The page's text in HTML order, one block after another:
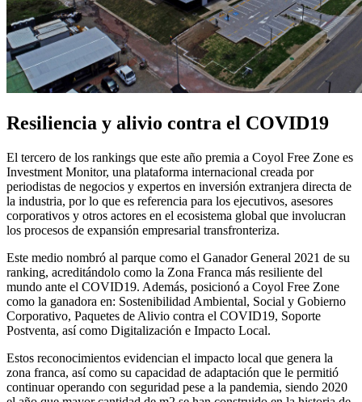
Resiliencia y alivio contra el COVID19
El tercero de los rankings que este año premia a Coyol Free Zone es
Investment Monitor, una plataforma internacional creada por
periodistas de negocios y expertos en inversión extranjera directa de
la industria, por lo que es referencia para los ejecutivos, asesores
corporativos y otros actores en el ecosistema global que involucran
los procesos de expansión empresarial transfronteriza.
Este medio nombró al parque como el Ganador General 2021 de su
ranking, acreditándolo como la Zona Franca más resiliente del
mundo ante el COVID19. Además, posicionó a Coyol Free Zone
como la ganadora en: Sostenibilidad Ambiental, Social y Gobierno
Corporativo, Paquetes de Alivio contra el COVID19, Soporte
Postventa, así como Digitalización e Impacto Local.
Estos reconocimientos evidencian el impacto local que genera la
zona franca, así como su capacidad de adaptación que le permitió
continuar operando con seguridad pese a la pandemia, siendo 2020